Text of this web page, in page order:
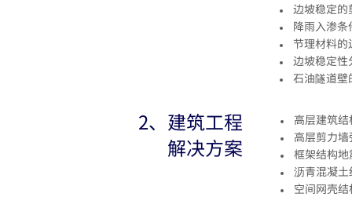
边坡稳定的
降雨入渗
节理材料的
边坡稳定性
石油隧道壁
2、建筑工程
解决方案
高层建筑
高层剪力
框架结构
沥青混凝
空间网壳